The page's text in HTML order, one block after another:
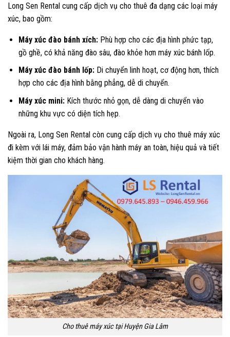
Long Sen Rental cung cấp dịch vụ cho thuê đa dạng các loại máy
xúc, bao gồm:
Máy xúc đào bánh xích:Phù hợp cho các địa hình phức tạp,
gồ ghề, có khả năng đào sâu, đào khỏe hơn máy xúc bánh lốp.
Máy xúc đào bánh lốp:Di chuyển linh hoạt, cơ động hơn, thích
hợp cho các địa hình bằng phẳng, dễ di chuyển.
Máy xúc mini:Kích thước nhỏ gọn, dễ dàng di chuyển vào
những khu vực có diện tích hẹp.
Ngoài ra, Long Sen Rental còn cung cấp dịch vụ cho thuê máy xúc
đi kèm với lái máy, đảm bảo vận hành máy an toàn, hiệu quả và tiết
kiệm thời gian cho khách hàng.
Cho thuê máy xúc tại Huyện Gia Lâm